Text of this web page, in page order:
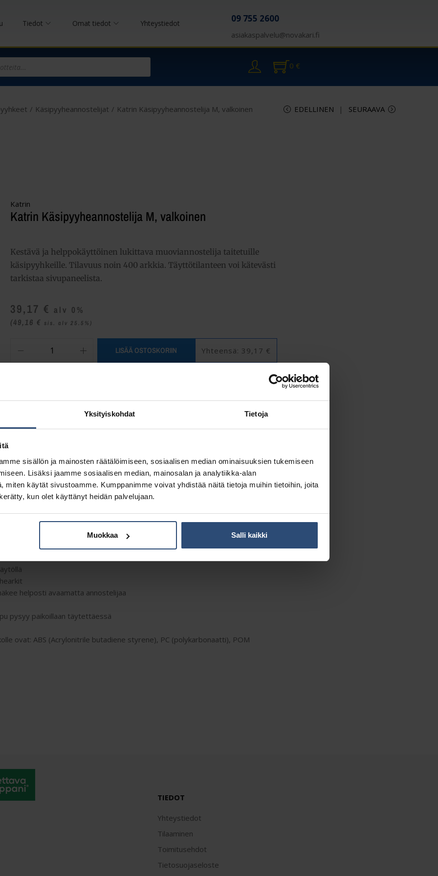
Yksityiskohdat Tietoja
sisällön ja mainosten räätälöimiseen, sosiaalisen median ominaisuuksien tukemiseen
Lisäksi jaamme sosiaalisen median, mainosalan ja analytiikka-alan
miten käytät sivustoamme. Kumppanimme voivat yhdistää näitä tietoja muihin tietoihin, joita
kun olet käyttänyt heidän palvelujaan.
Muokkaa Salli kaikki
Tiedot Omat tiedot Yhteystiedot 09 755 2600
asiakaspalvelu@novakari.fi
0 €
/ Käsipyyheannostelijat / Katrin Käsipyyheannostelija M, valkoinen EDELLINEN SEURAAVA
Katrin
Katrin Käsipyyheannostelija M, valkoinen
Kestävä ja helppokäyttöinen lukittava muoviannostelija taitetuille
käsipyyhkeille. Tilavuus noin 400 arkkia. Täyttötilanteen voi kätevästi
tarkistaa sivupaneelista.
39,17 € alv 0%
(49,16 € sis. alv 25.5%)
LISÄÄ OSTOSKORIIN Yhteensä: 39,17 €
Lisätiedot
helposti avaamatta annostelijaa
pysyy paikoillaan täytettäessä
ovat: ABS (Acrylonitrile butadiene styrene), PC (polykarbonaatti), POM
TIEDOT
Yhteystiedot
Tilaaminen
Toimitusehdot
Tietosuojaseloste